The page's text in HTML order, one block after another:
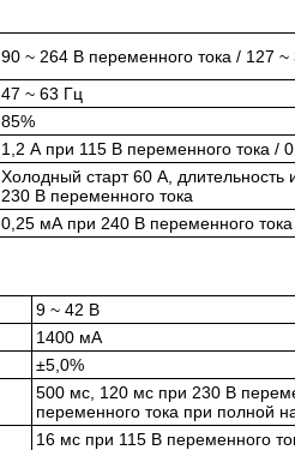
90 ~ 264 В переменного тока / 127 ~
47 ~ 63 Гц
85%
1,2 А при 115 В переменного тока /
Холодный старт 60 А,
230 В переменного тока
0,25 мА при 240 В переменного тока
9 ~ 42 В
1400 мА
±5,0%
500 мс, 120 мс при 230 В
переменного тока при полной
16 мс при 115 В переменного